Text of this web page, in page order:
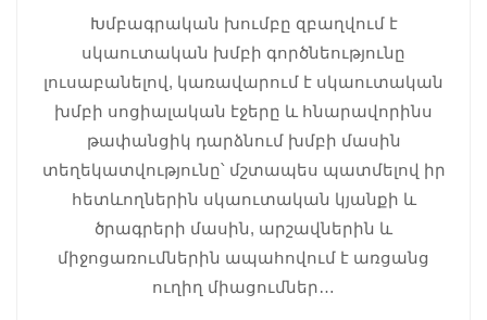
Խմբագրական խումբը զբաղվում է
սկաուտական խմբի գործնեությունը
լուսաբանելով, կառավարում է սկաուտական
խմբի սոցիալական էջերը և հնարավորինս
թափանցիկ դարձնում խմբի մասին
տեղեկատվությունը՝ մշտապես պատմելով իր
հետևողներին սկաուտական կյանքի և
ծրագրերի մասին, արշավներին և
միջոցառումներին ապահովում է առցանց
ուղիղ միացումներ…